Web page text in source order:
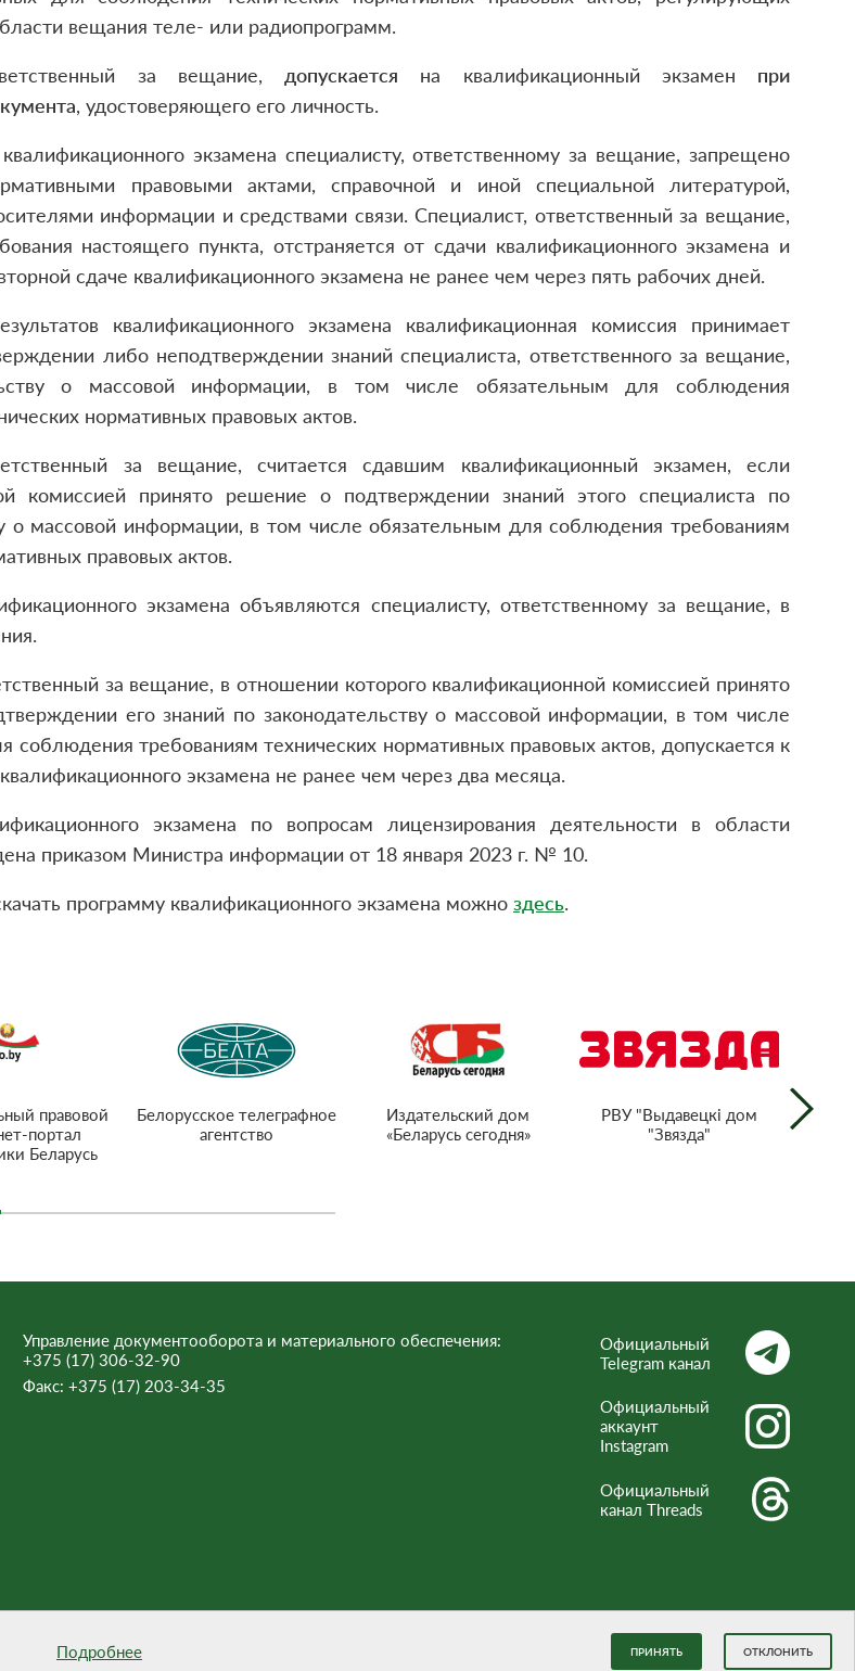
вещания теле- или радиопрограмм.
за вещание, допускается на квалификационный экзамен при
, удостоверяющего его личность.
экзамена специалисту, ответственному за вещание, запрещено
правовыми актами, справочной и иной специальной литературой,
информации и средствами связи. Специалист, ответственный за вещание,
настоящего пункта, отстраняется от сдачи квалификационного экзамена и
сдаче квалификационного экзамена не ранее чем через пять рабочих дней.
квалификационного экзамена квалификационная комиссия принимает
либо неподтверждении знаний специалиста, ответственного за вещание,
о массовой информации, в том числе обязательным для соблюдения
нормативных правовых актов.
за вещание, считается сдавшим квалификационный экзамен, если
комиссией принято решение о подтверждении знаний этого специалиста по
о массовой информации, в том числе обязательным для соблюдения требованиям
правовых актов.
экзамена объявляются специалисту, ответственному за вещание, в
за вещание, в отношении которого квалификационной комиссией принято
его знаний по законодательству о массовой информации, в том числе
соблюдения требованиям технических нормативных правовых актов, допускается к
экзамена не ранее чем через два месяца.
экзамена по вопросам лицензирования деятельности в области
приказом Министра информации от 18 января 2023 г. № 10.
программу квалификационного экзамена можно здесь.
правовой
портал
Беларусь
Белорусское телеграфное
агентство
Издательский дом
«Беларусь сегодня»
РВУ "Выдавецкі дом
"Звязда"
Управление документооборота и материального обеспечения:
+375 (17) 306-32-90
Факс: +375 (17) 203-34-35
Официальный
Telegram канал
Официальный
аккаунт
Instagram
Официальный
канал Threads
Подробнее ПРИНЯТЬ ОТКЛОНИТЬ